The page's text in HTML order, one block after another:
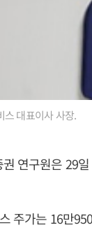
대표이사 사장.
연구원은 29
주가는 16만